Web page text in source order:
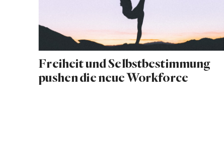
Freiheit und Selbstbestimmung
pushen die neue Workforce